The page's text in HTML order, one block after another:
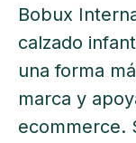
Bobux
calzado
una forma
marca y
ecommerce.